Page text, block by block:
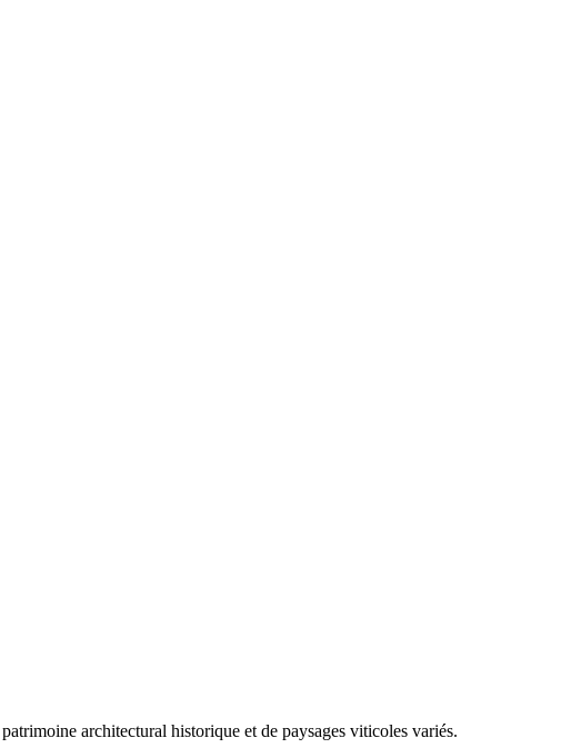
architectural historique et de paysages viticoles variés.